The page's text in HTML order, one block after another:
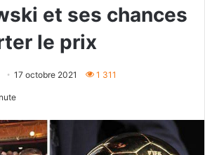
et ses chances
le prix
17 octobre 2021 1 311